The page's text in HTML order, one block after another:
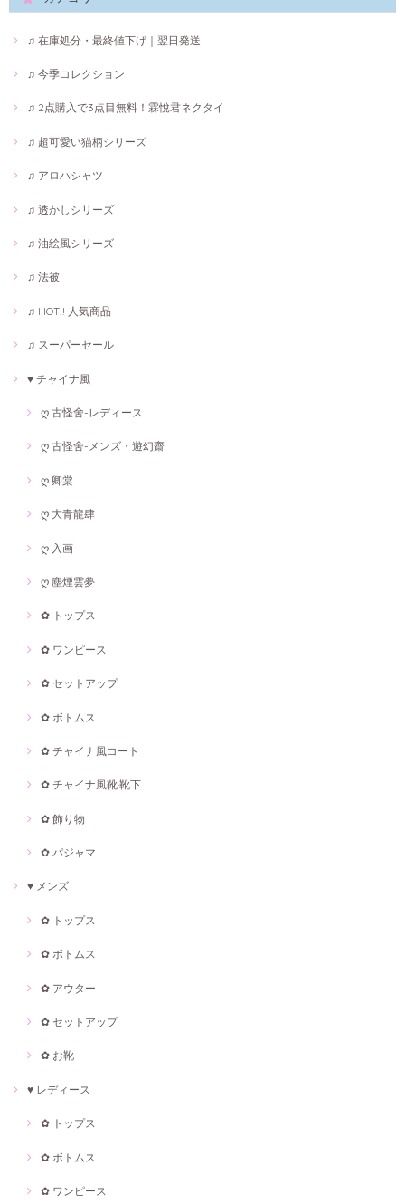
♫ 在庫処分・最終値下げ｜翌日発送
♫ 今季コレクション
♫ 2点購入で3点目無料！霖悅君ネクタイ
♫ 超可愛い猫柄シリーズ
♫ アロハシャツ
♫ 透かしシリーズ
♫ 油絵風シリーズ
♫ 法被
♫ HOT!! 人気商品
♫ スーパーセール
♥ チャイナ風
ღ 古怪舍-レディース
ღ 古怪舍-メンズ・遊幻齋
ღ 卿棠
ღ 大青龍肆
ღ 入画
ღ 塵煙雲夢
✿ トップス
✿ ワンピース
✿ セットアップ
✿ ボトムス
✿ チャイナ風コート
✿ チャイナ風靴·靴下
✿ 飾り物
✿ パジャマ
♥ メンズ
✿ トップス
✿ ボトムス
✿ アウター
✿ セットアップ
✿ お靴
♥ レディース
✿ トップス
✿ ボトムス
✿ ワンピース